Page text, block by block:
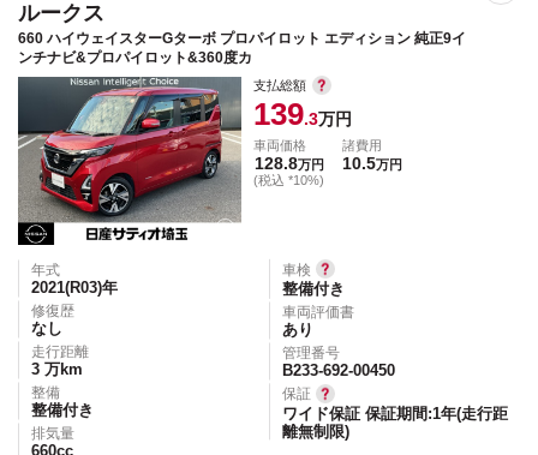
ルークス
660 ハイウェイスターGターボ プロパイロット エディション 純正9イ
ンチナビ&プロパイロット&360度カ
支払総額
139.3万円
車両価格
128.8万円
(税込 *10%)
諸費用
10.5万円
年式
2021(R03)年
修復歴
なし
走行距離
3 万km
整備
整備付き
排気量
660cc
車検
整備付き
車両評価書
あり
管理番号
B233-692-00450
保証
ワイド保証 保証期間:1年(走行距
離無制限)